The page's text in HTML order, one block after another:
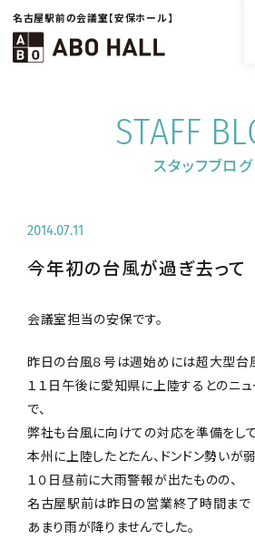
名古屋駅前の会議室【安保ホール】
スタッフブログ
STAFF
今年初の台風が過ぎ去って
2014.07.11
会議室担当の安保です。
昨日の台風８号は週始めには超大型台
１１日午後に愛知県に上陸するとのニ
で、
弊社も台風に向けての対応を準備をして
本州に上陸したとたん、ドンドン勢いが
１０日昼前に大雨警報が出たものの、
名古屋駅前は昨日の営業終了時間まで
あまり雨が降りませんでした。